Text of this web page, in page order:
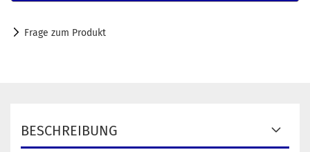
Frage zum Produkt
BESCHREIBUNG